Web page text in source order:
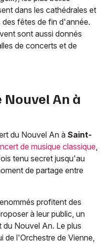
dans les cathédrales et
des fêtes de fin d'année.
sont aussi donnés
de concerts et de
Nouvel An à
du Nouvel An à Saint-
de musique classique,
tenu secret jusqu'au
de partage entre
profitent des
à leur public, un
Nouvel An. Le plus
de l'Orchestre de Vienne,